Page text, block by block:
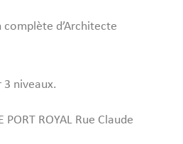
complète d’Architecte
3 niveaux.
PORT ROYAL Rue Claude